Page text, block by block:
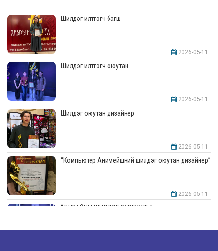
Шилдэг илтгэгч багш
2026-05-11
Шилдэг илтгэгч оюутан
2026-05-11
Шилдэг оюутан дизайнер
2026-05-11
“Компьютер Анимейшний шилдэг оюутан дизайнер”
2026-05-11
“ДИЗАЙНЫ ШИЛДЭГ СУРГУУЛЬ”-аар шалгарлаа